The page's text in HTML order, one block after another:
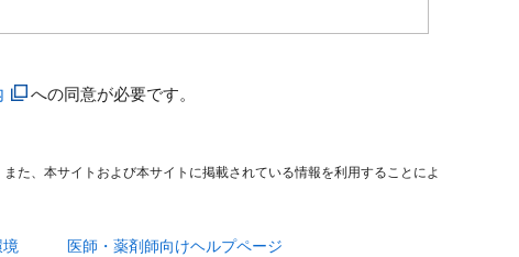
への同意が必要です。
た、本サイトおよび本サイトに掲載されている情報を利用することによ
境
医師・薬剤師向けヘルプページ